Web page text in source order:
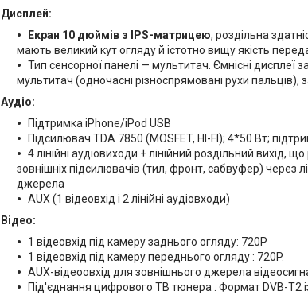
Дисплей:
Екран 10 дюймів з IPS-матрицею, роздільна
мають великий кут огляду й істотно вищу якість
Тип сенсорної панелі — мультитач. Ємнісні дисплеї
мультитач (одночасні різноспрямовані рухи
Аудіо:
Підтримка iPhone/iPod USB
Підсилювач TDA 7850 (MOSFET, HI-FI); 4*50 Вт;
4 лінійні аудіовиходи + лінійний роздільний вихід,
зовнішніх підсилювачів (тил, фронт, сабвуфер) через
джерела
AUX (1 відеовхід і 2 лінійні аудіовходи)
Відео:
1 відеовхід під камеру заднього огляду: 720P
1 відеовхід під камеру переднього огляду : 720P.
AUX-відеоовхід для зовнішнього джерела
Під'єднання цифрового ТВ тюнера . Формат DVB-T2